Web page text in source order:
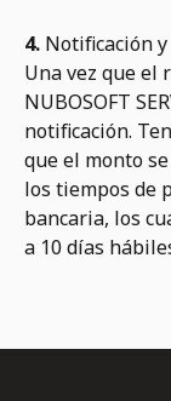
4. Notificación
Una vez que el
NUBOSOFT
notificación.
que el monto
los tiempos de
bancaria, los
a 10 días